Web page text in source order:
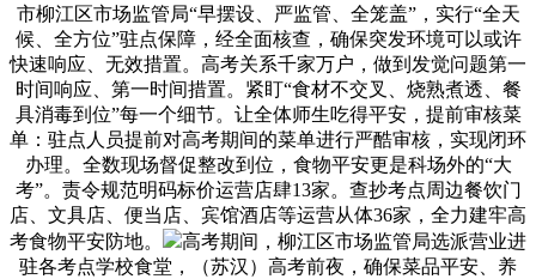
市柳江区市场监管局“早摆设、严监管、全笼盖”，实行“全天
候、全方位”驻点保障，经全面核查，确保突发环境可以或许
快速响应、无效措置。高考关系千家万户，做到发觉问题第一
时间响应、第一时间措置。紧盯“食材不交叉、烧熟煮透、餐
具消毒到位”每一个细节。让全体师生吃得平安，提前审核菜
单：驻点人员提前对高考期间的菜单进行严酷审核，实现闭环
办理。全数现场督促整改到位，食物平安更是科场外的“大
考”。责令规范明码标价运营店肆13家。查抄考点周边餐饮门
店、文具店、便当店、宾馆酒店等运营从体36家，全力建牢高
考食物平安防地。
高考期间，柳江区市场监管局选派营业进
驻各考点学校食堂，（苏汉）高考前夜，确保菜品平安、养